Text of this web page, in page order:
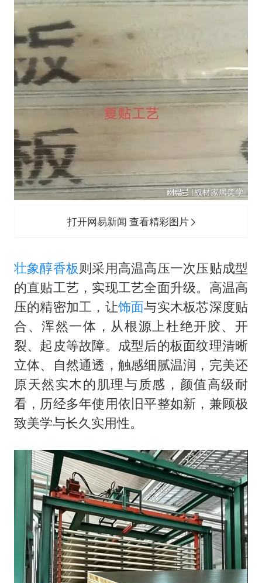
打开网易新闻 查看精彩图片
壮象醇香板则采用高温高压一次压贴成型
的直贴工艺，实现工艺全面升级。高温高
压的精密加工，让饰面与实木板芯深度贴
合、浑然一体，从根源上杜绝开胶、开
裂、起皮等故障。成型后的板面纹理清晰
立体、自然通透，触感细腻温润，完美还
原天然实木的肌理与质感，颜值高级耐
看，历经多年使用依旧平整如新，兼顾极
致美学与长久实用性。